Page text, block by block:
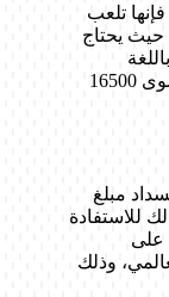
تلعب
حيث يحتاج
باللغة
الإنجليزية، بينما الدراسة باللغة التركية لا تحتاج سوى 16500
مبلغ
للاستفادة
على
وذلك